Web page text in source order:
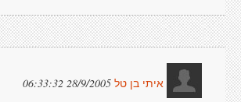
איתי בן טל 28/9/2005 06:33:32